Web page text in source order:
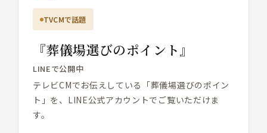
TVCMで話題
『葬儀場選びのポイント』
LINEで公開中
テレビCMでお伝えしている「葬儀場選びのポイン
ト」を、LINE公式アカウントでご覧いただけま
す。